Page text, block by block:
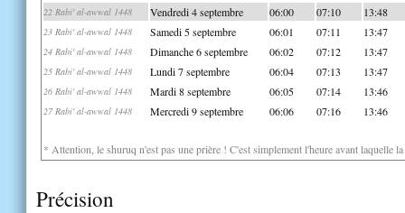
22 Rabi' al-awwal 1448 Vendredi 4 septembre 06:00 07:10 13:48
23 Rabi' al-awwal 1448 Samedi 5 septembre 06:01 07:11 13:47
24 Rabi' al-awwal 1448 Dimanche 6 septembre 06:02 07:12 13:47
25 Rabi' al-awwal 1448 Lundi 7 septembre 06:04 07:13 13:47
26 Rabi' al-awwal 1448 Mardi 8 septembre 06:05 07:14 13:46
27 Rabi' al-awwal 1448 Mercredi 9 septembre 06:06 07:16 13:46
* Attention, le shuruq n'est pas une prière ! C'est simplement l'heure avant laquelle
Précision